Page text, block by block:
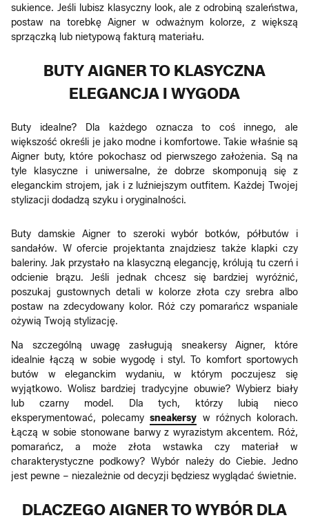
sukience. Jeśli lubisz klasyczny look, ale z odrobiną szaleństwa,
postaw na torebkę Aigner w odważnym kolorze, z większą
sprzączką lub nietypową fakturą materiału.
BUTY AIGNER TO KLASYCZNA
ELEGANCJA I WYGODA
Buty idealne? Dla każdego oznacza to coś innego, ale
większość określi je jako modne i komfortowe. Takie właśnie są
Aigner buty, które pokochasz od pierwszego założenia. Są na
tyle klasyczne i uniwersalne, że dobrze skomponują się z
eleganckim strojem, jak i z luźniejszym outfitem. Każdej Twojej
stylizacji dodadzą szyku i oryginalności.
Buty damskie Aigner to szeroki wybór botków, półbutów i
sandałów. W ofercie projektanta znajdziesz także klapki czy
baleriny. Jak przystało na klasyczną elegancję, królują tu czerń i
odcienie brązu. Jeśli jednak chcesz się bardziej wyróżnić,
poszukaj gustownych detali w kolorze złota czy srebra albo
postaw na zdecydowany kolor. Róż czy pomarańcz wspaniale
ożywią Twoją stylizację.
Na szczególną uwagę zasługują sneakersy Aigner, które
idealnie łączą w sobie wygodę i styl. To komfort sportowych
butów w eleganckim wydaniu, w którym poczujesz się
wyjątkowo. Wolisz bardziej tradycyjne obuwie? Wybierz biały
lub czarny model. Dla tych, którzy lubią nieco
eksperymentować, polecamysneakersy w różnych kolorach.
Łączą w sobie stonowane barwy z wyrazistym akcentem. Róż,
pomarańcz, a może złota wstawka czy materiał w
charakterystyczne podkowy? Wybór należy do Ciebie. Jedno
jest pewne – niezależnie od decyzji będziesz wyglądać świetnie.
DLACZEGO AIGNER TO WYBÓR DLA